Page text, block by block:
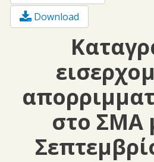
Download
στο ΣΜΑ